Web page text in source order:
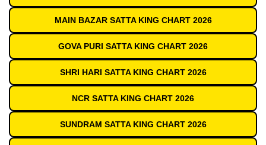
MAIN BAZAR SATTA KING CHART 2026
GOVA PURI SATTA KING CHART 2026
SHRI HARI SATTA KING CHART 2026
NCR SATTA KING CHART 2026
SUNDRAM SATTA KING CHART 2026